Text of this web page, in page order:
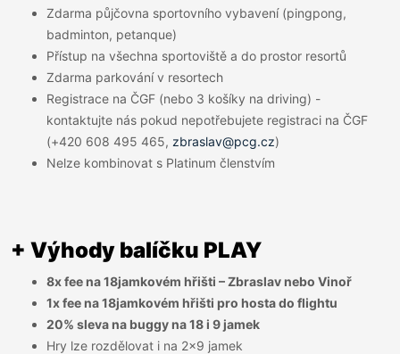
Zdarma půjčovna sportovního vybavení (pingpong,
badminton, petanque)
Přístup na všechna sportoviště a do prostor resortů
Zdarma parkování v resortech
Registrace na ČGF (nebo 3 košíky na driving) -
kontaktujte nás pokud nepotřebujete registraci na ČGF
(+420 608 495 465, zbraslav@pcg.cz)
Nelze kombinovat s Platinum členstvím
+ Výhody balíčku PLAY
8x fee na 18jamkovém hřišti – Zbraslav nebo Vinoř
1x fee na 18jamkovém hřišti pro hosta do flightu
20% sleva na buggy na 18 i 9 jamek
Hry lze rozdělovat i na 2x9 jamek